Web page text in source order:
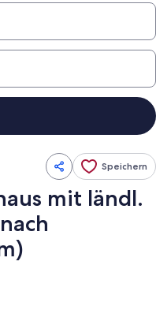
Speichern
mit ländl.